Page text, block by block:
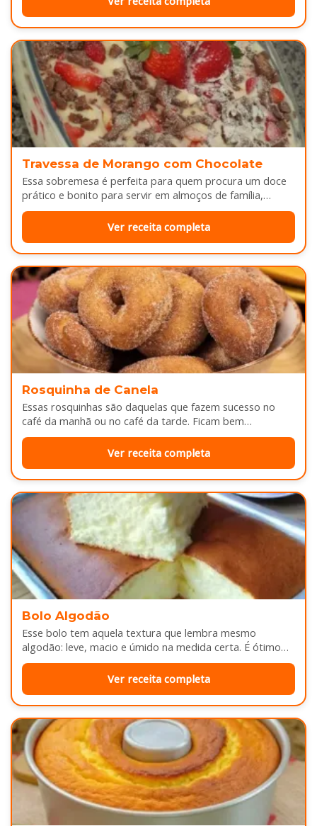
Travessa de Morango com Chocolate
Essa sobremesa é perfeita para quem procura um doce
prático e bonito para servir em almoços de família,
aniversários ou…
Ver receita completa
Rosquinha de Canela
Essas rosquinhas são daquelas que fazem sucesso no
café da manhã ou no café da tarde. Ficam bem
douradinhas por…
Ver receita completa
Bolo Algodão
Esse bolo tem aquela textura que lembra mesmo
algodão: leve, macio e úmido na medida certa. É ótimo
pra servir…
Ver receita completa